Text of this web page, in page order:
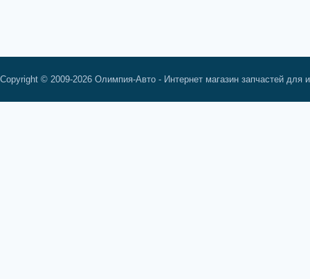
Copyright © 2009-2026 Олимпия-Авто - Интернет магазин запчастей для